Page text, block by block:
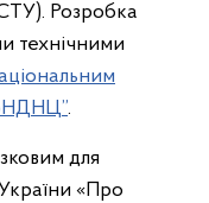
Розробка
технічними
.
для
«Про